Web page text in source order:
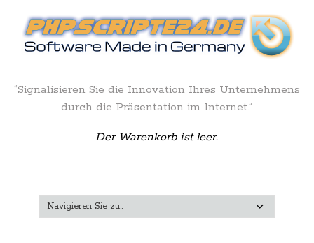
“Signalisieren Sie die Innovation Ihres Unternehmens
durch die Präsentation im Internet.”
Der Warenkorb ist leer.